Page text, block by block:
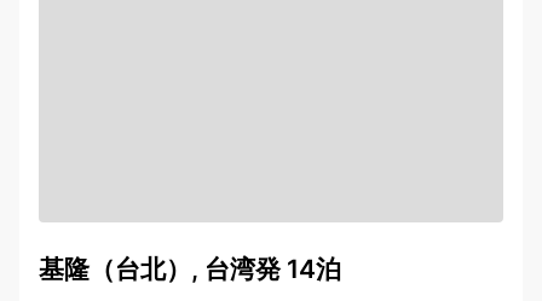
基隆（台北）, 台湾発 14泊